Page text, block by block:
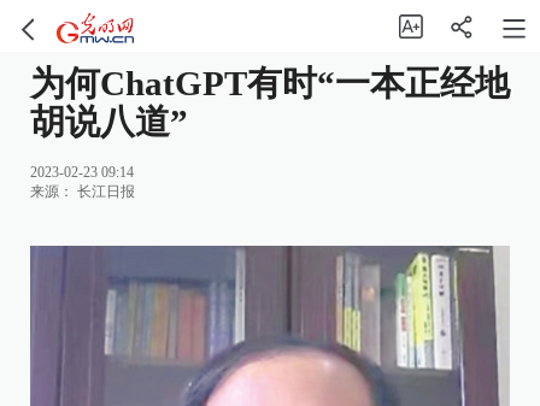
为何ChatGPT有时“一本正经地
胡说八道”
2023-02-23 09:14
来源： 长江日报